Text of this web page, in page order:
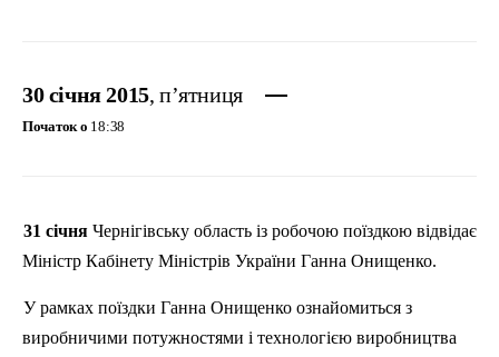
30 січня 2015, п’ятниця
Початок о 18:38
31 січня Чернігівську область із робочою поїздкою відвідає
Міністр Кабінету Міністрів України Ганна Онищенко.
У рамках поїздки Ганна Онищенко ознайомиться з
виробничими потужностями і технологією виробництва